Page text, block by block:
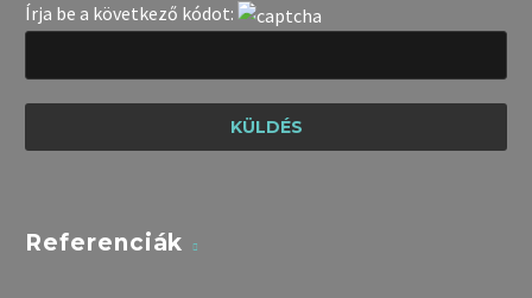
Írja be a következő kódot:
Referenciák